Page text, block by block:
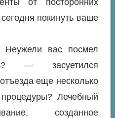
покинуть ваше
вас посмел
— засуетился
еще несколько
Лечебный
созданное